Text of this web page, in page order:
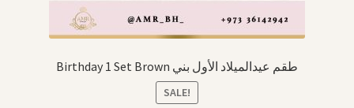
Birthday 1 Set Brown طقم عيدالميلاد الأول بني
SALE!